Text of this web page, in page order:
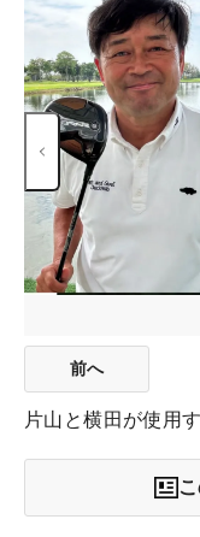
前へ
片山と横田が使用